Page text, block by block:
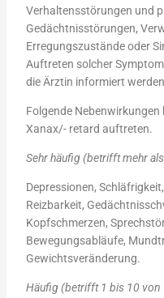
Verhaltensstörungen und
Gedächtnisstörungen,
Erregungszustände oder
Auftreten solcher
die Ärztin informiert
Folgende Nebenwirkungen
Xanax/- retard auftreten.
Sehr häufig (betrifft mehr
Depressionen,
Reizbarkeit,
Kopfschmerzen,
Bewegungsabläufe,
Gewichtsveränderung.
Häufig (betrifft 1 bis 10 von